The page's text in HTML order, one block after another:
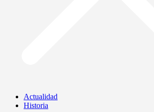
Actualidad
Historia